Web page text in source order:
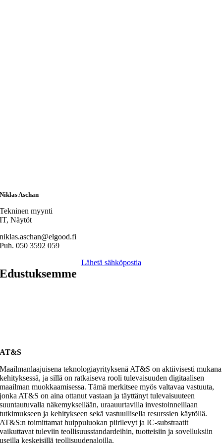
Niklas Aschan
Tekninen myynti
IT, Näytöt
niklas.aschan@elgood.fi
Puh. 050 3592 059
Lähetä sähköpostia
Edustuksemme
AT&S
Maailmanlaajuisena teknologiayrityksenä AT&S on aktiivisesti mukana
kehityksessä, ja sillä on ratkaiseva rooli tulevaisuuden digitaalisen
maailman muokkaamisessa. Tämä merkitsee myös valtavaa vastuuta,
jonka AT&S on aina ottanut vastaan ja täyttänyt tulevaisuuteen
suuntautuvalla näkemyksellään, uraauurtavilla investoinneillaan
tutkimukseen ja kehitykseen sekä vastuullisella resurssien käytöllä.
AT&S:n toimittamat huippuluokan piirilevyt ja IC-substraatit
vaikuttavat tuleviin teollisuusstandardeihin, tuotteisiin ja sovelluksiin
useilla keskeisillä teollisuudenaloilla.